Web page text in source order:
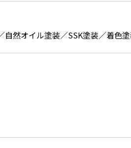
自然オイル塗装／SSK塗装／着色